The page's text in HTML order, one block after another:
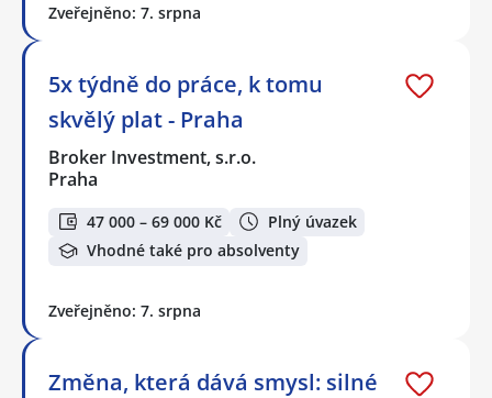
Zveřejněno: 7. srpna
5x týdně do práce, k tomu
skvělý plat - Praha
Broker Investment, s.r.o.
Praha
47 000 – 69 000 Kč
Plný úvazek
Vhodné také pro absolventy
Zveřejněno: 7. srpna
Změna, která dává smysl: silné